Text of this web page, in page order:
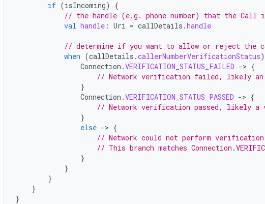
if (isIncoming)
{
// the handle (e.g. phone number) that the Call
val handle : Uri = callDetails .handle
// determine if you want to allow or reject the
when (callDetails .callerNumberVerificationStatus)
Connection .VERIFICATION_STATUS_FAILED -> {
// Network verification failed, likely an
}
Connection .VERIFICATION_STATUS_PASSED -> {
// Network verification passed, likely
}
else -> {
// Network could not perform
// This branch matches
}
}
}
}
}